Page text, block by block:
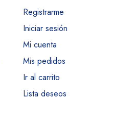
Registrarme
Iniciar sesión
Mi cuenta
Mis pedidos
Ir al carrito
Lista deseos